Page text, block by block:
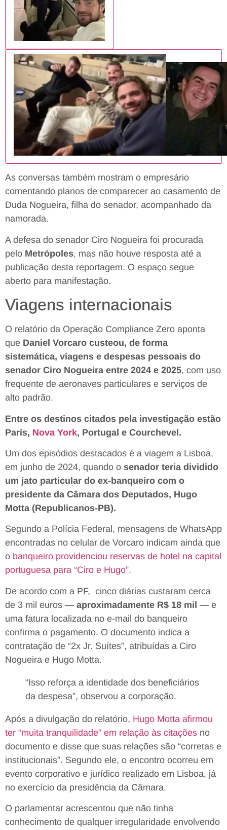
As conversas também mostram o empresário
comentando planos de comparecer ao casamento de
Duda Nogueira, filha do senador, acompanhado da
namorada.
A defesa do senador Ciro Nogueira foi procurada
pelo Metrópoles, mas não houve resposta até a
publicação desta reportagem. O espaço segue
aberto para manifestação.
Viagens internacionais
O relatório da Operação Compliance Zero aponta
que Daniel Vorcaro custeou, de forma
sistemática, viagens e despesas pessoais do
senador Ciro Nogueira entre 2024 e 2025, com uso
frequente de aeronaves particulares e serviços de
alto padrão.
Entre os destinos citados pela investigação estão
Paris, Nova York, Portugal e Courchevel.
Um dos episódios destacados é a viagem a Lisboa,
em junho de 2024, quando o senador teria dividido
um jato particular do ex-banqueiro com o
presidente da Câmara dos Deputados, Hugo
Motta (Republicanos-PB).
Segundo a Polícia Federal, mensagens de WhatsApp
encontradas no celular de Vorcaro indicam ainda que
o banqueiro providenciou reservas de hotel na capital
portuguesa para “Ciro e Hugo”.
De acordo com a PF, cinco diárias custaram cerca
de 3 mil euros — aproximadamente R$ 18 mil — e
uma fatura localizada no e-mail do banqueiro
confirma o pagamento. O documento indica a
contratação de “2x Jr. Suítes”, atribuídas a Ciro
Nogueira e Hugo Motta.
“Isso reforça a identidade dos beneficiários
da despesa”, observou a corporação.
Após a divulgação do relatório, Hugo Motta afirmou
ter “muita tranquilidade” em relação às citações no
documento e disse que suas relações são “corretas e
institucionais”. Segundo ele, o encontro ocorreu em
evento corporativo e jurídico realizado em Lisboa, já
no exercício da presidência da Câmara.
O parlamentar acrescentou que não tinha
conhecimento de qualquer irregularidade envolvendo